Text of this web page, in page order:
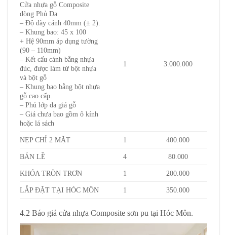
Cửa nhựa gỗ Composite
dòng Phủ Da
– Độ dày cánh 40mm (± 2).
– Khung bao: 45 x 100
+ Hệ 90mm áp dụng tường
(90 – 110mm)
– Kết cấu cánh bằng nhựa
đúc, được làm từ bột nhựa
và bột gỗ
– Khung bao bằng bột nhựa
gỗ cao cấp.
– Phủ lớp da giả gỗ
– Giá chưa bao gồm ô kính
hoặc lá sách
1 3.000.000
NẸP CHỈ 2 MẶT 1 400.000
BẢN LỀ 4 80.000
KHÓA TRÒN TRƠN 1 200.000
LẮP ĐẶT TẠI HÓC MÔN 1 350.000
4.2 Báo giá cửa nhựa Composite sơn pu tại Hóc Môn.